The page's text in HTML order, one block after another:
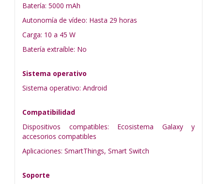
Batería: 5000 mAh
Autonomía de vídeo: Hasta 29 horas
Carga: 10 a 45 W
Batería extraíble: No
Sistema operativo
Sistema operativo: Android
Compatibilidad
Dispositivos compatibles: Ecosistema Galaxy y
accesorios compatibles
Aplicaciones: SmartThings, Smart Switch
Soporte